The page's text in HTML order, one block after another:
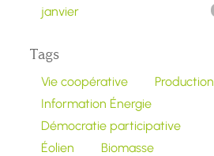
janvier
Tags
Vie coopérative
Production
Information Énergie
Démocratie participative
Éolien
Biomasse